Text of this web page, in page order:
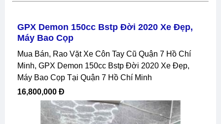
GPX Demon 150cc Bstp Đời 2020 Xe Đẹp,
Máy Bao Cọp
Mua Bán, Rao Vặt Xe Côn Tay Cũ Quận 7 Hồ Chí
Minh, GPX Demon 150cc Bstp Đời 2020 Xe Đẹp,
Máy Bao Cọp Tại Quận 7 Hồ Chí Minh
16,800,000 Đ